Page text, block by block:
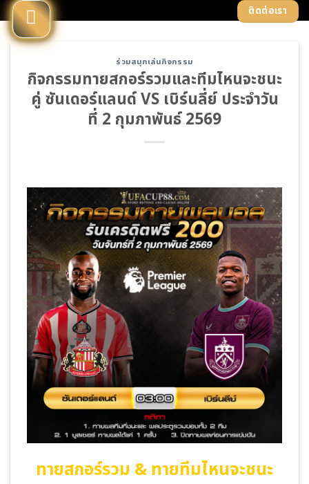
Skip
to
content
ติดต่อเรา
ร่วมสนุกเล่นกิจกรรม
กิจกรรมทายสกอร์รวมและทีมไหนจะชนะ
คู่ ซันเดอร์แลนด์ VS เบิร์นลี่ย์ ประจำวัน
ที่ 2 กุมภาพันธ์ 2569
ทายสกอร์รวม & ทายทีมไหนจะชนะ